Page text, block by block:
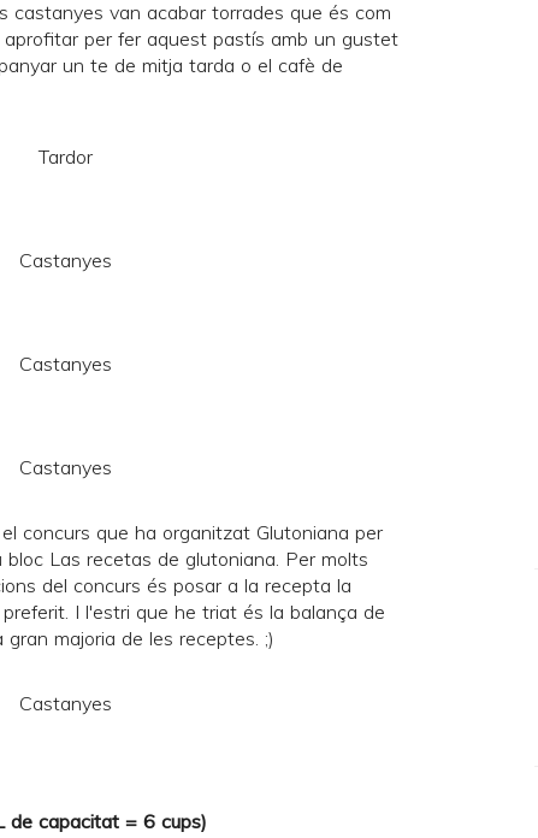
castanyes van acabar torrades que és com
per fer aquest pastís amb un gustet
un te de mitja tarda o el cafè de
concurs que ha organitzat Glutoniana per
bloc Las recetas de glutoniana. Per molts
del concurs és posar a la recepta la
I l'estri que he triat és la balança de
majoria de les receptes. ;)
de capacitat = 6 cups)